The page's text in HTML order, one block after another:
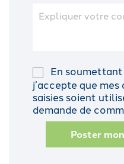
En
j’accepte que
saisies soient
demande de
Poster